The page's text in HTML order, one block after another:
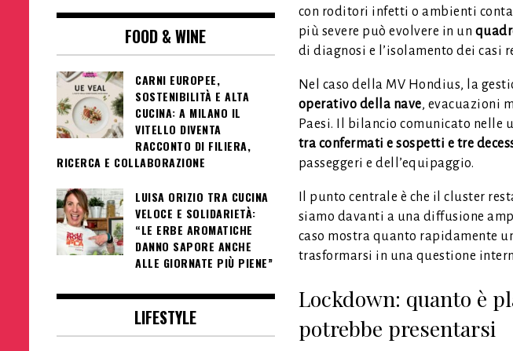
con roditori infetti o ambienti
più severe può evolvere in un
di diagnosi e l’isolamento dei casi
Nel caso della MV Hondius, la
operativo della nave, evacuazioni
Paesi. Il bilancio comunicato nelle
tra confermati e sospetti e tre
passeggeri e dell’equipaggio.
Il punto centrale è che il cluster
siamo davanti a una diffusione
caso mostra quanto rapidamente
trasformarsi in una questione
Lockdown: quanto è
potrebbe presentarsi
FOOD & WINE
CARNI EUROPEE,
SOSTENIBILITÀ E ALTA
CUCINA: A MILANO IL
VITELLO DIVENTA
RACCONTO DI FILIERA,
RICERCA E COLLABORAZIONE
LUISA ORIZIO TRA CUCINA
VELOCE E SOLIDARIETÀ:
“LE ERBE AROMATICHE
DANNO SAPORE ANCHE
ALLE GIORNATE PIÙ PIENE”
LIFESTYLE